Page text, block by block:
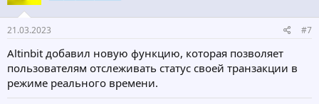
21.03.2023 #7
Altinbit добавил новую функцию, которая позволяет
пользователям отслеживать статус своей транзакции в
режиме реального времени.